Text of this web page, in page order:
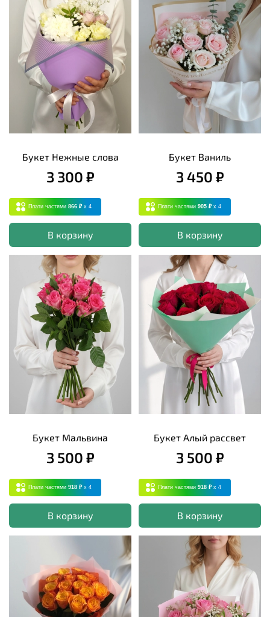
Букет Нежные слова
3 300 ₽
Плати частями 866 ₽ x 4
В корзину
Букет Ваниль
3 450 ₽
Плати частями 905 ₽ x 4
В корзину
Букет Мальвина
3 500 ₽
Плати частями 918 ₽ x 4
В корзину
Букет Алый рассвет
3 500 ₽
Плати частями 918 ₽ x 4
В корзину